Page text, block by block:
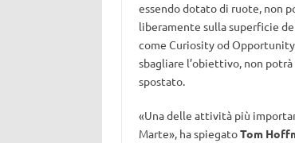
essendo dotato di ruote, non
liberamente sulla superficie
come Curiosity od
sbagliare l’obiettivo, non potrà
spostato.
«Una delle attività più
Marte», ha spiegatoTom